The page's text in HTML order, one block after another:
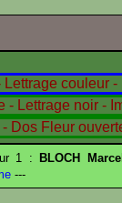
1 :
BLOCH
---